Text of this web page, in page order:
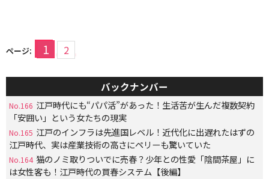
ページ: 1 2
バックナンバー
No.166 江戸時代にも“パパ活”があった！生活苦が生んだ複数契約
「安囲い」という女たちの現実
No.165 江戸のインフラは先進国レベル！近代化に出遅れたはずの
江戸時代、実は産業技術の高さにペリーも驚いていた
No.164 猫のノミ取りついでに売春？少年との性愛「陰間茶屋」に
は女性客も！江戸時代の買春システム【後編】